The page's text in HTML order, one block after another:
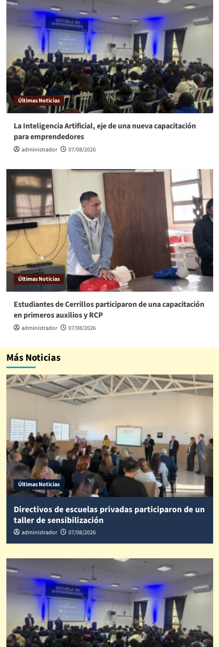
Últimas Noticias
La Inteligencia Artificial, eje de una nueva capacitación
para emprendedores
administrador 07/08/2026
Últimas Noticias
Estudiantes de Cerrillos participaron de una capacitación
en primeros auxilios y RCP
administrador 07/08/2026
Más Noticias
Últimas Noticias
Directivos de escuelas privadas participaron de un
taller de sensibilización
administrador 07/08/2026